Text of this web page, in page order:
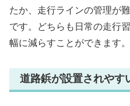
たか、走行ラインの管理が
です。どちらも日常の走行
幅に減らすことができます。
道路鋲が設置されやす